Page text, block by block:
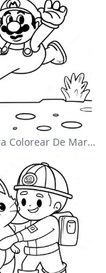
Página Para Colorear De Mario Saltando Sobre Goombas